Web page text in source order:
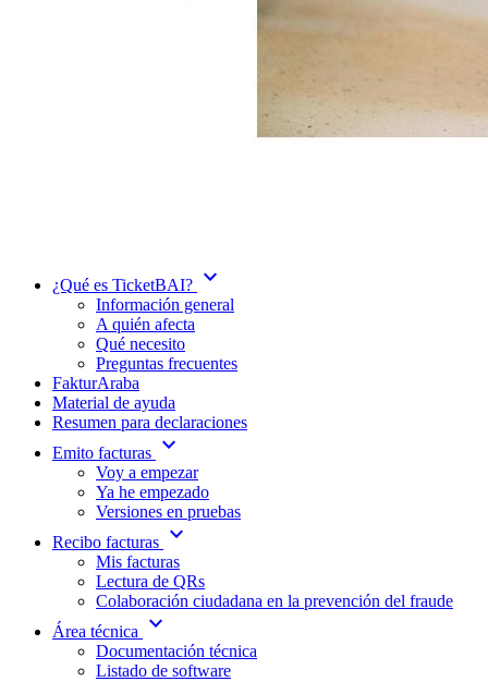
¿Qué es TicketBAI? expand_more
Información general
A quién afecta
Qué necesito
Preguntas frecuentes
FakturAraba
Material de ayuda
Resumen para declaraciones
Emito facturas expand_more
Voy a empezar
Ya he empezado
Versiones en pruebas
Recibo facturas expand_more
Mis facturas
Lectura de QRs
Colaboración ciudadana en la prevención del fraude
Área técnica
expand_more
Documentación técnica
Listado de software